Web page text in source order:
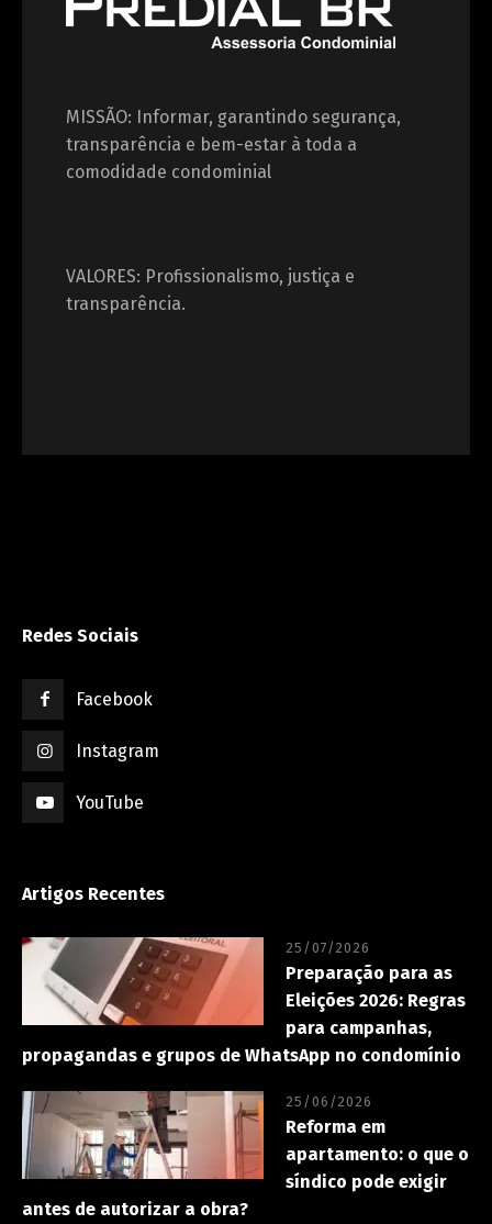
MISSÃO: Informar, garantindo segurança,
transparência e bem-estar à toda a
comodidade condominial
VALORES: Profissionalismo, justiça e
transparência.
Redes Sociais
Facebook
Instagram
YouTube
Artigos Recentes
25/07/2026
Preparação para as
Eleições 2026: Regras
para campanhas,
propagandas e grupos de WhatsApp no condomínio
25/06/2026
Reforma em
apartamento: o que o
síndico pode exigir
antes de autorizar a obra?